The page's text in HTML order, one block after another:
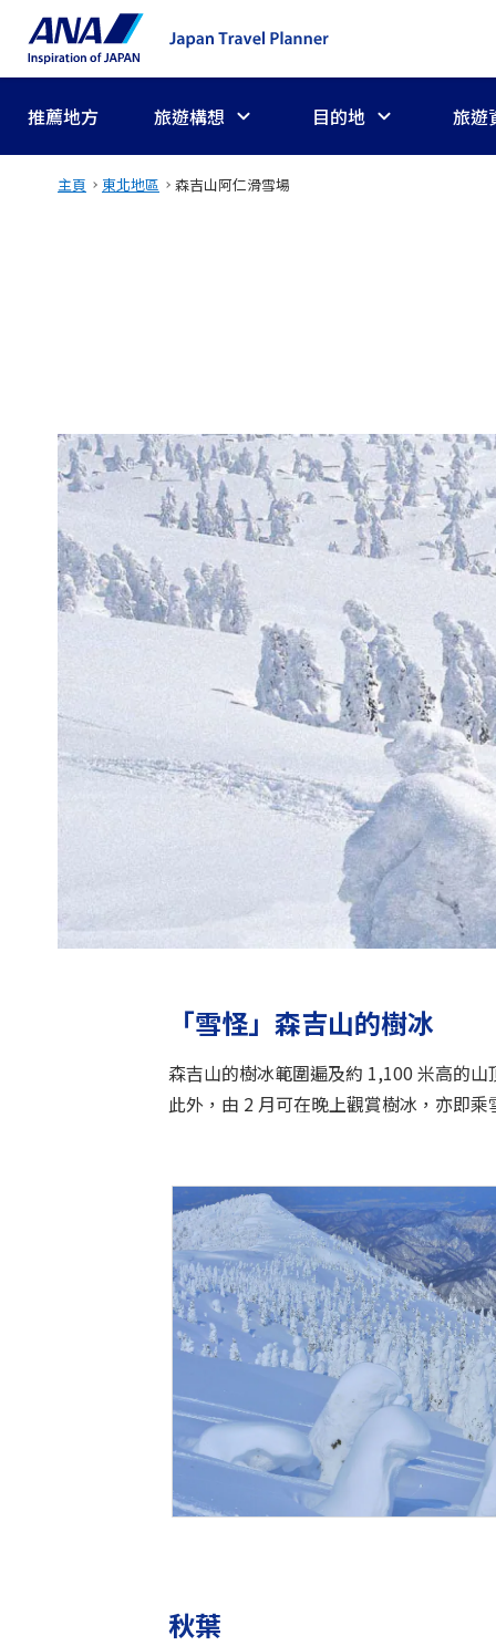
推薦地方 旅遊構想 目的地 旅遊
主頁 東北地區 森吉山阿仁滑雪場
「雪怪」森吉山的樹冰
森吉山的樹冰範圍遍及約 1,100 米高的
此外，由 2 月可在晚上觀賞樹冰，亦即
秋葉